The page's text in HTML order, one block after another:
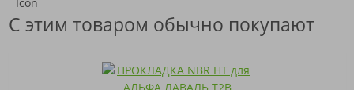
С этим товаром обычно покупают